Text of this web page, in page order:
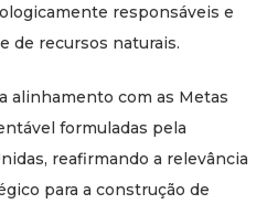
responsáveis e
de recursos naturais.
alinhamento com as Metas
formuladas pela
reafirmando a relevância
para a construção de